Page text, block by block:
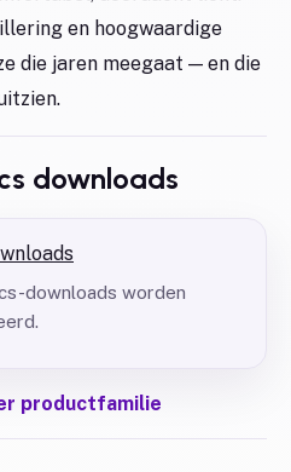
en hoogwaardige
die jaren meegaat — en die
downloads
downloads worden
productfamilie